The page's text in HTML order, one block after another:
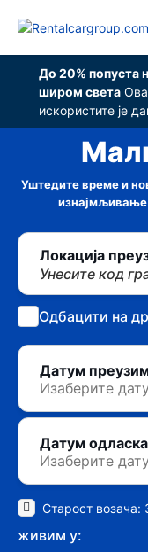
До 20% попуста
широм света
искористите је
Уштедите време и
Локација
Унесите код
Одбацити на
Датум
Датум одласка
Старост возача:
живим у: